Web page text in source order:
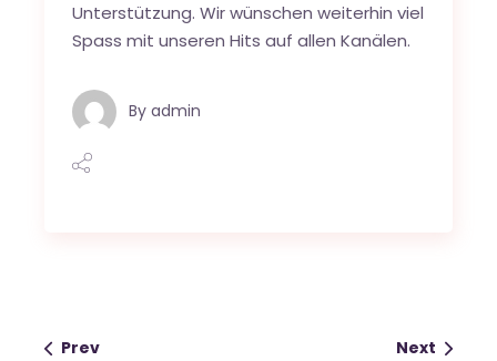
Unterstützung. Wir wünschen weiterhin viel
Spass mit unseren Hits auf allen Kanälen.
By admin
Prev Next